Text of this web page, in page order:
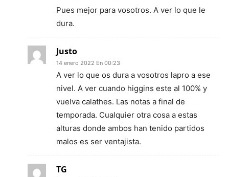
Pues mejor para vosotros. A ver lo que le
dura.
Justo
14 enero 2022 En 00:23
A ver lo que os dura a vosotros lapro a ese
nivel. A ver cuando higgins este al 100% y
vuelva calathes. Las notas a final de
temporada. Cualquier otra cosa a estas
alturas donde ambos han tenido partidos
malos es ser ventajista.
TG